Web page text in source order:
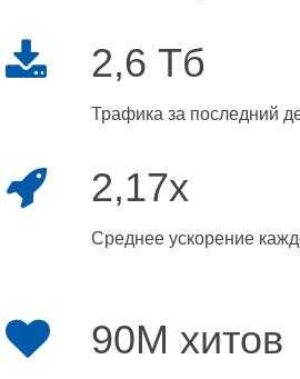
2,6 Тб
Трафика за последний
2,17x
Среднее ускорение
90M хитов